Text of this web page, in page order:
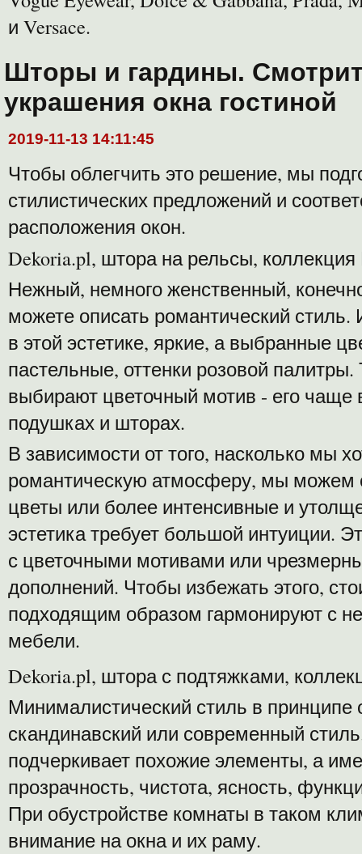
и Versace.
Шторы и гардины.
украшения окна гостиной
2019-11-13 14:11:45
Чтобы облегчить это решение, мы
стилистических предложений и
расположения окон.
Dekoria.pl, штора на рельсы,
Нежный, немного женственный,
можете описать романтический
в этой эстетике, яркие, а выбранные
пастельные, оттенки розовой
выбирают цветочный мотив - его чаще
подушках и шторах.
В зависимости от того, насколько мы
романтическую атмосферу, мы можем
цветы или более интенсивные и
эстетика требует большой интуиции.
с цветочными мотивами или
дополнений. Чтобы избежать этого,
подходящим образом гармонируют с
мебели.
Dekoria.pl, штора с подтяжками,
Минималистический стиль в принципе
скандинавский или современный
подчеркивает похожие элементы, а
прозрачность, чистота, ясность,
При обустройстве комнаты в таком
внимание на окна и их раму.